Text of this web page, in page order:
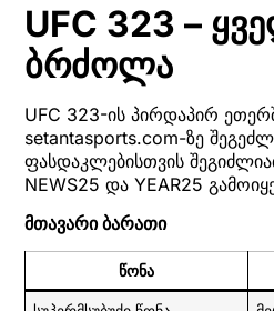
UFC 323 –
ბრძოლა
UFC 323-ის პირდაპირ
setantasports.com-ზე
ფასდაკლებისთვის
NEWS25 და YEAR25
მთავარი ბარათი
წონა